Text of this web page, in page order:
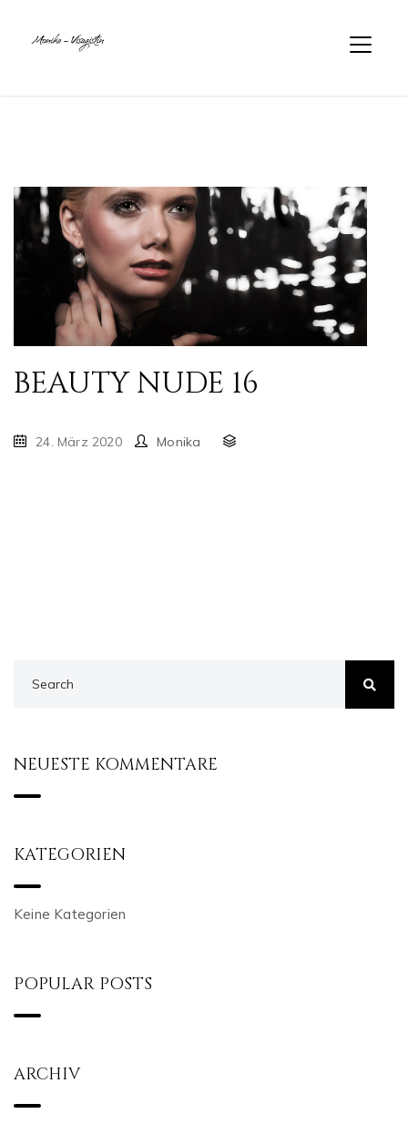
BEAUTY NUDE 16
24. März 2020 Monika
NEUESTE KOMMENTARE
KATEGORIEN
Keine Kategorien
POPULAR POSTS
ARCHIV